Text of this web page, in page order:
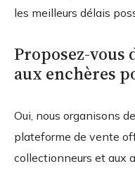
les meilleurs délais
Proposez-vous
aux enchères
Oui, nous organisons
plateforme de vente
collectionneurs et aux